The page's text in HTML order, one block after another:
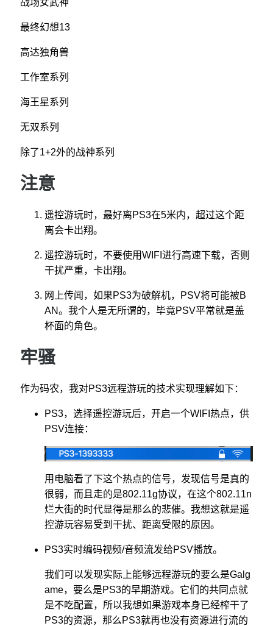
战场女武神
最终幻想13
高达独角兽
工作室系列
海王星系列
无双系列
除了1+2外的战神系列
注意
遥控游玩时，最好离PS3在5米内，超过这个距
离会卡出翔。
遥控游玩时，不要使用WIFI进行高速下载，否则
干扰严重，卡出翔。
网上传闻，如果PS3为破解机，PSV将可能被B
AN。我个人是无所谓的，毕竟PSV平常就是盖
杯面的角色。
牢骚
作为码农，我对PS3远程游玩的技术实现理解如下：
PS3，选择遥控游玩后，开启一个WIFI热点，供
PSV连接：
用电脑看了下这个热点的信号，发现信号是真的
很弱，而且走的是802.11g协议，在这个802.11n
烂大街的时代显得是那么的悲催。我想这就是遥
控游玩容易受到干扰、距离受限的原因。
PS3实时编码视频/音频流发给PSV播放。
我们可以发现实际上能够远程游玩的要么是Galg
ame，要么是PS3的早期游戏。它们的共同点就
是不吃配置，所以我想如果游戏本身已经榨干了
PS3的资源，那么PS3就再也没有资源进行流的